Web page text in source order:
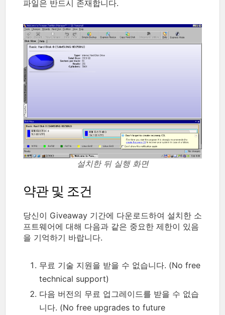
파일은 반드시 존재합니다.
설치한 뒤 실행 화면
약관 및 조건
당신이 Giveaway 기간에 다운로드하여 설치한 소
프트웨어에 대해 다음과 같은 중요한 제한이 있음
을 기억하기 바랍니다.
무료 기술 지원을 받을 수 없습니다. (No free
technical support)
다음 버전의 무료 업그레이드를 받을 수 없습
니다. (No free upgrades to future